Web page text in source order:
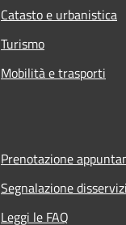
Catasto e urbanistica
Turismo
Mobilità e trasporti
Prenotazione
Segnalazione
Leggi le FAQ